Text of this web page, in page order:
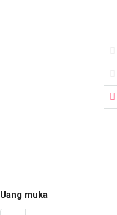
Uang muka